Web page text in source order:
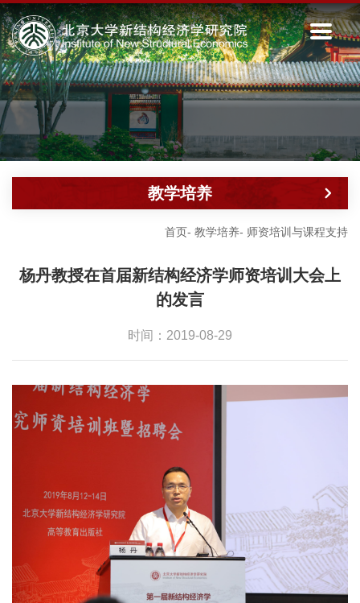
首页- 教学培养- 师资培训与课程支持
教学培养
杨丹教授在首届新结构经济学师资培训大会上
的发言
时间：2019-08-29